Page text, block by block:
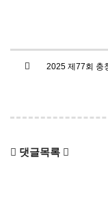
댓글목록